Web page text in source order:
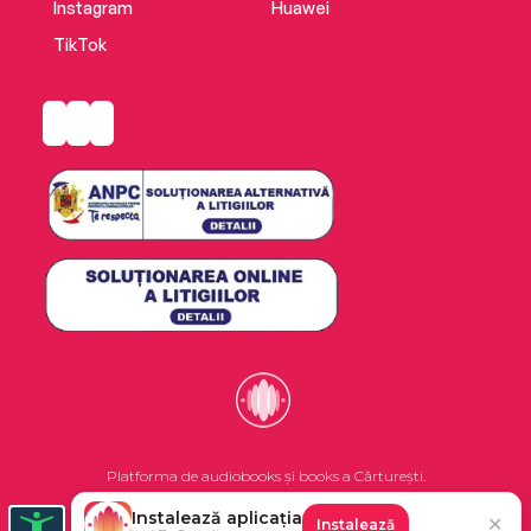
Instagram
TikTok
Huawei
Platforma de audiobooks și books a Cărturești.
Instalează aplicația Instalează ✕